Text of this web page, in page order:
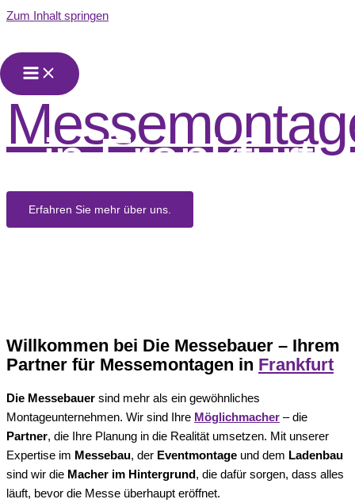
Zum Inhalt springen
Wir sind Ihr
Partner für
in Frankfurt
Erfahren Sie mehr über uns.
Willkommen bei Die Messebauer – Ihrem
Partner für Messemontagen in Frankfurt
Die Messebauer sind mehr als ein gewöhnliches
Montageunternehmen. Wir sind Ihre Möglichmacher – die
Partner, die Ihre Planung in die Realität umsetzen. Mit unserer
Expertise im Messebau, der Eventmontage und dem Ladenbau
sind wir die Macher im Hintergrund, die dafür sorgen, dass alles
läuft, bevor die Messe überhaupt eröffnet.